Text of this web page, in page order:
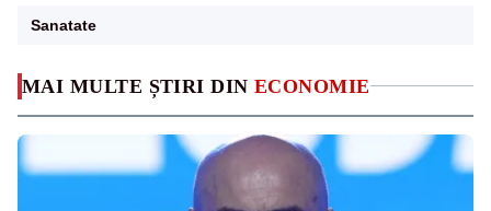
MAI MULTE ȘTIRI DIN ECONOMIE
Sanatate